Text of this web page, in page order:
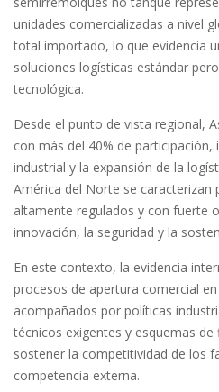
unidades comercializadas a nivel
total importado, lo que evidencia
soluciones logísticas estándar
tecnológica.
Desde el punto de vista regional,
con más del 40% de
industrial y la expansión de la
América del Norte se caracterizan
altamente regulados y con fuerte
innovación, la seguridad y la
En este contexto, la evidencia
procesos de apertura comercial
acompañados por políticas
técnicos exigentes y esquemas
sostener la competitividad de los
competencia externa.